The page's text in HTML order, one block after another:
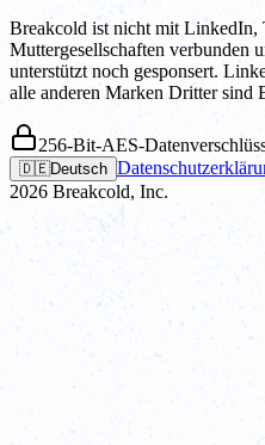
Breakcold ist nicht mit LinkedIn,
Muttergesellschaften verbunden
unterstützt noch gesponsert.
alle anderen Marken Dritter sind
256-Bit-AES-
🇩🇪Deutsch
2026 Breakcold, Inc.